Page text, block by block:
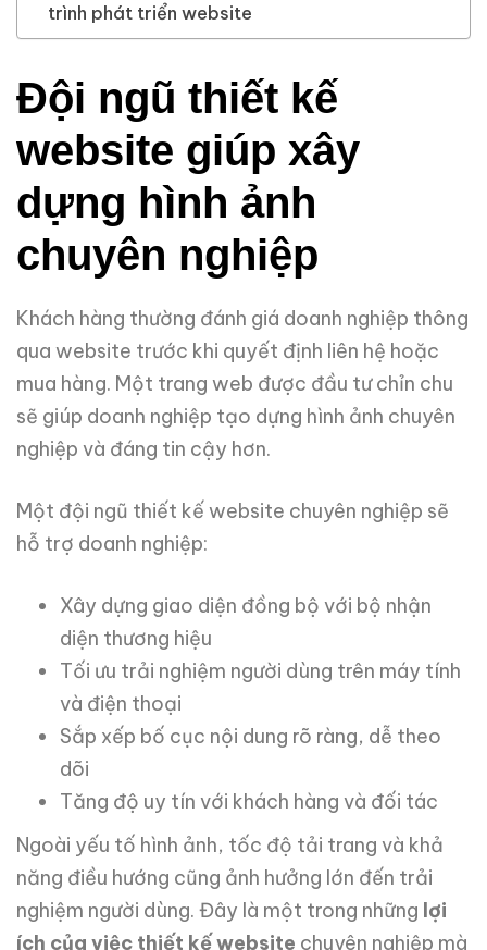
trình phát triển website
Đội ngũ thiết kế
website giúp xây
dựng hình ảnh
chuyên nghiệp
Khách hàng thường đánh giá doanh nghiệp thông
qua website trước khi quyết định liên hệ hoặc
mua hàng. Một trang web được đầu tư chỉn chu
sẽ giúp doanh nghiệp tạo dựng hình ảnh chuyên
nghiệp và đáng tin cậy hơn.
Một đội ngũ thiết kế website chuyên nghiệp sẽ
hỗ trợ doanh nghiệp:
Xây dựng giao diện đồng bộ với bộ nhận
diện thương hiệu
Tối ưu trải nghiệm người dùng trên máy tính
và điện thoại
Sắp xếp bố cục nội dung rõ ràng, dễ theo
dõi
Tăng độ uy tín với khách hàng và đối tác
Ngoài yếu tố hình ảnh, tốc độ tải trang và khả
năng điều hướng cũng ảnh hưởng lớn đến trải
nghiệm người dùng. Đây là một trong những lợi
ích của việc thiết kế website chuyên nghiệp mà